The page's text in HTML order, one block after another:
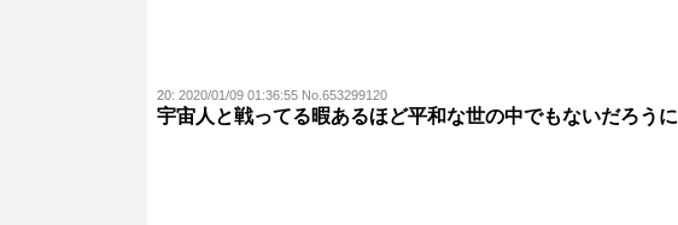
20: 2020/01/09 01:36:55 No.653299120
宇宙人と戦ってる暇あるほど平和な世の中でもないだろうに